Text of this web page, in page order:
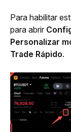
Para habilitar
para abrir
Personalizar
Trade Rápido.